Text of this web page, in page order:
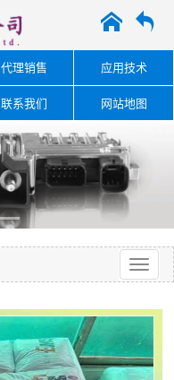
A O
代理销售 应用技术
联系我们 网站地图